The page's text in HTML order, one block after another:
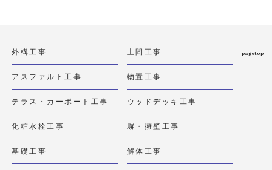
外構工事 土間工事
アスファルト工事 物置工事
テラス・カーポート工事 ウッドデッキ工事
化粧水栓工事 塀・擁壁工事
基礎工事 解体工事
pagetop